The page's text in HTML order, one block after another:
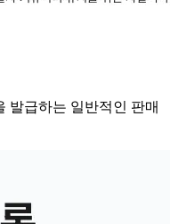
발급하는 일반적인 판매